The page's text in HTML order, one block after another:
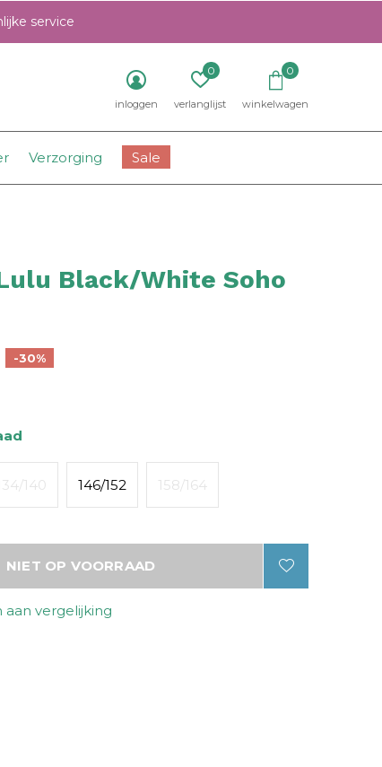
Verzorging Sale
inloggen verlanglijst
0
winkelwagen
0
service
Black/White Soho
-30%
140 146/152 158/164
NIET OP VOORRAAD
aan vergelijking